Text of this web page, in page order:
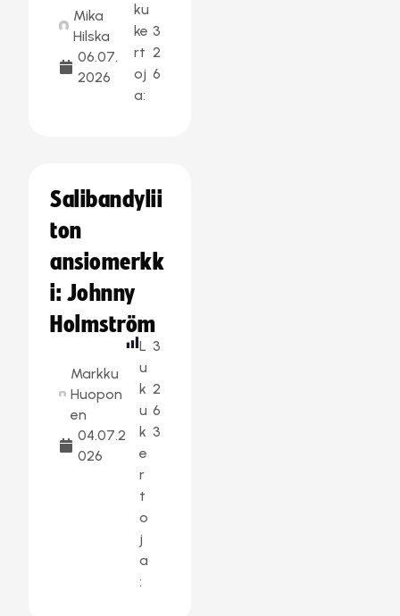
Mika
Hilska
06.07.
2026
ku
ke
rt
oj
a:
3
2
6
Salibandylii
ton
ansiomerkk
i: Johnny
Holmström
Markku
Huopon
en
04.07.2
026
L
u
k
u
k
e
r
t
o
j
a
:
3
2
6
3